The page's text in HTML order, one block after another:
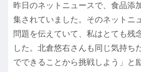
昨日のネットニュースで、食品添
集されていました。そのネットニ
問題を伝えていて、私はとても残
した。北倉悠右さんも同じ気持ち
でできることから挑戦しよう」と